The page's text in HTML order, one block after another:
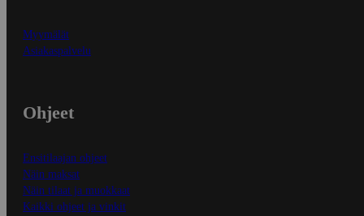
Myymälät
Asiakaspalvelu
Ohjeet
Ensitilaajan ohjeet
Näin maksat
Näin tilaat ja muokkaat
Kaikki ohjeet ja vinkit